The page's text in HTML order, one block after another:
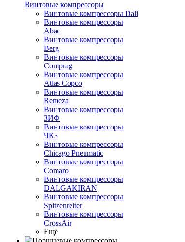
Винтовые компрессоры
Винтовые компрессоры Dali
Винтовые компрессоры
Abac
Винтовые компрессоры
Berg
Винтовые компрессоры
Comprag
Винтовые компрессоры
Atlas Copco
Винтовые компрессоры
Remeza
Винтовые компрессоры
ЗИФ
Винтовые компрессоры
ЧКЗ
Винтовые компрессоры
Chicago Pneumatic
Винтовые компрессоры
Comaro
Винтовые компрессоры
DALGAKIRAN
Винтовые компрессоры
Spitzenreiter
Винтовые компрессоры
CrossAir
Ещё